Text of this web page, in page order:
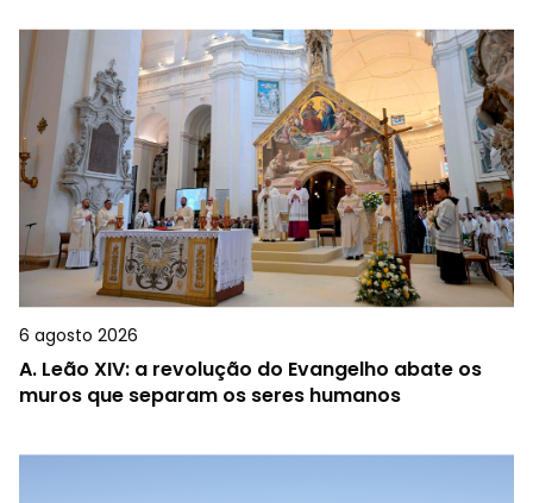
6 agosto 2026
A. Leão XIV: a revolução do Evangelho abate os
muros que separam os seres humanos